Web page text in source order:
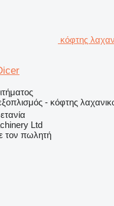
κόφτης
- κόφτης
Ltd
τον πωλητή